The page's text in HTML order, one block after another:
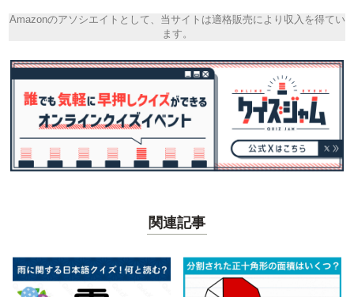
Amazonのアソシエイトとして、当サイトは適格販売により収入を得てい
ます。
関連記事